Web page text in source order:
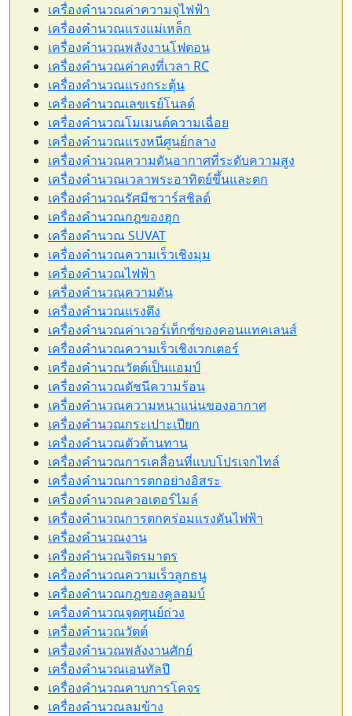
เครื่องคำนวณค่าความจุไฟฟ้า
เครื่องคำนวณแรงแม่เหล็ก
เครื่องคำนวณพลังงานโฟตอน
เครื่องคำนวณค่าคงที่เวลา RC
เครื่องคำนวณแรงกระตุ้น
เครื่องคำนวณเลขเรย์โนลด์
เครื่องคำนวณโมเมนต์ความเฉื่อย
เครื่องคำนวณแรงหนีศูนย์กลาง
เครื่องคำนวณความดันอากาศที่ระดับความสูง
เครื่องคำนวณเวลาพระอาทิตย์ขึ้นและตก
เครื่องคำนวณรัศมีชวาร์สชิลด์
เครื่องคำนวณกฎของฮุก
เครื่องคำนวณ SUVAT
เครื่องคำนวณความเร็วเชิงมุม
เครื่องคำนวณไฟฟ้า
เครื่องคำนวณความดัน
เครื่องคำนวณแรงตึง
เครื่องคำนวณค่าเวอร์เท็กซ์ของคอนแทคเลนส์
เครื่องคำนวณความเร็วเชิงเวกเตอร์
เครื่องคำนวณวัตต์เป็นแอมป์
เครื่องคำนวณดัชนีความร้อน
เครื่องคำนวณความหนาแน่นของอากาศ
เครื่องคำนวณกระเปาะเปียก
เครื่องคำนวณตัวต้านทาน
เครื่องคำนวณการเคลื่อนที่แบบโปรเจกไทล์
เครื่องคำนวณการตกอย่างอิสระ
เครื่องคำนวณควอเตอร์ไมล์
เครื่องคำนวณการตกคร่อมแรงดันไฟฟ้า
เครื่องคำนวณงาน
เครื่องคำนวณจิตรมาตร
เครื่องคำนวณความเร็วลูกธนู
เครื่องคำนวณกฎของคูลอมบ์
เครื่องคำนวณจุดศูนย์ถ่วง
เครื่องคำนวณวัตต์
เครื่องคำนวณพลังงานศักย์
เครื่องคำนวณเอนทัลปี
เครื่องคำนวณคาบการโคจร
เครื่องคำนวณลมข้าง